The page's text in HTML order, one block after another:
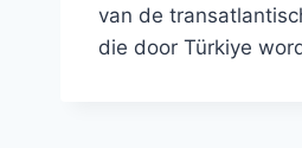
van de
die door Türkiye